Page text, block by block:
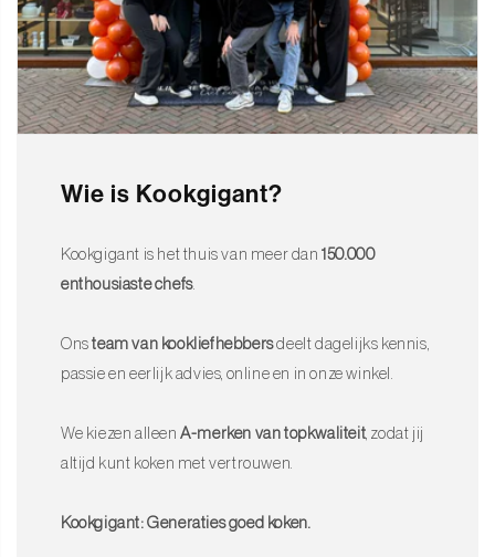
Wie is Kookgigant?
Kookgigant is het thuis van meer dan150.000
enthousiaste chefs.
Onsteam van kookliefhebbersdeelt dagelijks kennis,
passie en eerlijk advies, online en in onze winkel.
We kiezen alleenA-merken van topkwaliteit, zodat jij
altijd kunt koken met vertrouwen.
Kookgigant: Generaties goed koken.